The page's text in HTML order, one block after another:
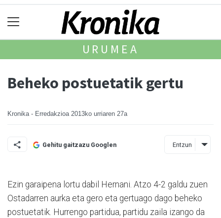
URUMEA
Beheko postuetatik gertu
Kronika - Erredakzioa 2013ko urriaren 27a
Gehitu gaitzazu Googlen Entzun
Ezin garaipena lortu dabil Hernani. Atzo 4-2 galdu zuen
Ostada­rren aurka eta gero eta gertuago dago beheko
postuetatik. Hu­rren­go partidua, partidu zaila izango da